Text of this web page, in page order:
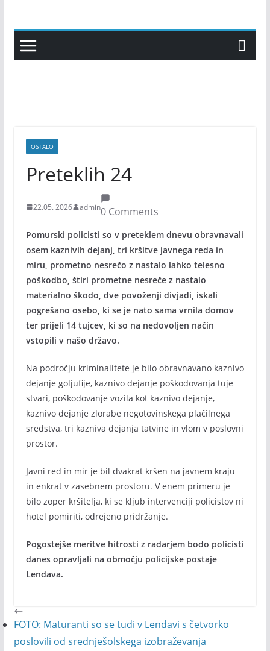
content
OSTALO
Preteklih 24
22.05. 2026 admin0 Comments
Pomurski policisti so v preteklem dnevu obravnavali
osem kaznivih dejanj, tri kršitve javnega reda in
miru, prometno nesrečo z nastalo lahko telesno
poškodbo, štiri prometne nesreče z nastalo
materialno škodo, dve povoženji divjadi, iskali
pogrešano osebo, ki se je nato sama vrnila domov
ter prijeli 14 tujcev, ki so na nedovoljen način
vstopili v našo državo.
Na področju kriminalitete je bilo obravnavano kaznivo
dejanje goljufije, kaznivo dejanje poškodovanja tuje
stvari, poškodovanje vozila kot kaznivo dejanje,
kaznivo dejanje zlorabe negotovinskega plačilnega
sredstva, tri kazniva dejanja tatvine in vlom v poslovni
prostor.
Javni red in mir je bil dvakrat kršen na javnem kraju
in enkrat v zasebnem prostoru. V enem primeru je
bilo zoper kršitelja, ki se kljub intervenciji policistov ni
hotel pomiriti, odrejeno pridržanje.
Pogostejše meritve hitrosti z radarjem bodo policisti
danes opravljali na območju policijske postaje
Lendava.
FOTO: Maturanti so se tudi v Lendavi s četvorko
poslovili od srednješolskega izobraževanja